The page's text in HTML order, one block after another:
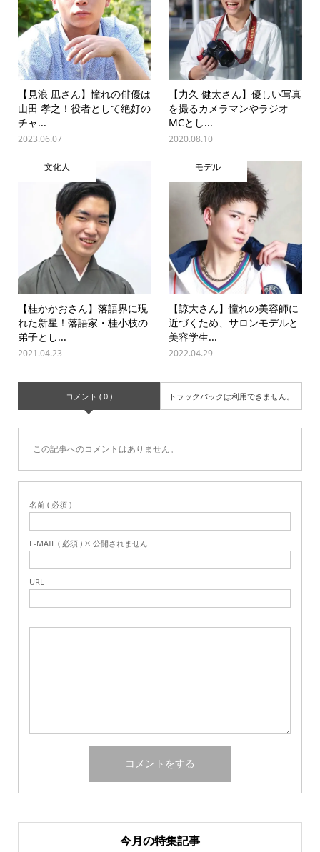
【見浪 凪さん】憧れの俳優は
山田 孝之！役者として絶好の
チャ...
2023.06.07
【力久 健太さん】優しい写真
を撮るカメラマンやラジオ
MCとし...
2020.08.10
文化人
【桂かかおさん】落語界に現
れた新星！落語家・桂小枝の
弟子とし...
2021.04.23
モデル
【諒大さん】憧れの美容師に
近づくため、サロンモデルと
美容学生...
2022.04.29
コメント ( 0 ) トラックバックは利用できません。
この記事へのコメントはありません。
名前 ( 必須 )
E-MAIL ( 必須 ) ※ 公開されません
URL
今月の特集記事